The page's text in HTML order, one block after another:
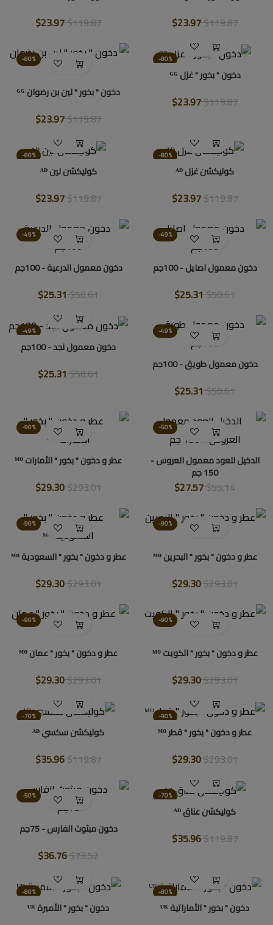
$119.87
$23.97
$119.87
$23.97
-80%
دخون " بخور " غزل ᴳᴳ
$119.87
$23.97
-80%
دخون " بخور " لين بن رضوان ᴳᴳ
$119.87
$23.97
-80%
كوليكشن غزل ᴬᴰ
$119.87
$23.97
-80%
كوليكشن لين ᴬᴰ
$119.87
$23.97
-49%
دخون معمول اصايل - 100جم
$50.61
$25.31
-49%
دخون معمول الدرعية - 100جم
$50.61
$25.31
-49%
دخون معمول طويق - 100جم
$50.61
$25.31
-49%
دخون معمول نجد - 100جم
$50.61
$25.31
-50%
الدخيل للعود معمول العروس -
150 جم
$55.14
$27.57
-90%
عطر و دخون " بخور " الأمارات ᴹᴼ
$293.01
$29.30
-90%
عطر و دخون " بخور " البحرين ᴹᴼ
$293.01
$29.30
-90%
عطر و دخون " بخور " السعودية ᴹᴼ
$293.01
$29.30
-90%
عطر و دخون " بخور " الكويت ᴹᴼ
$293.01
$29.30
-90%
عطر و دخون " بخور " عمان ᴹᴼ
$293.01
$29.30
-90%
عطر و دخون " بخور " قطر ᴹᴼ
$293.01
$29.30
-70%
كوليكشن سكسي ᴬᴰ
$119.87
$35.96
-70%
كوليكشن عناق ᴬᴰ
$119.87
$35.96
-50%
دخون مبثوث الفارس - 75جم
$73.52
$36.76
-80%
دخون " بخور " الأماراتية ᵁᴷ
-80%
دخون " بخور " الأميرة ᵁᴷ